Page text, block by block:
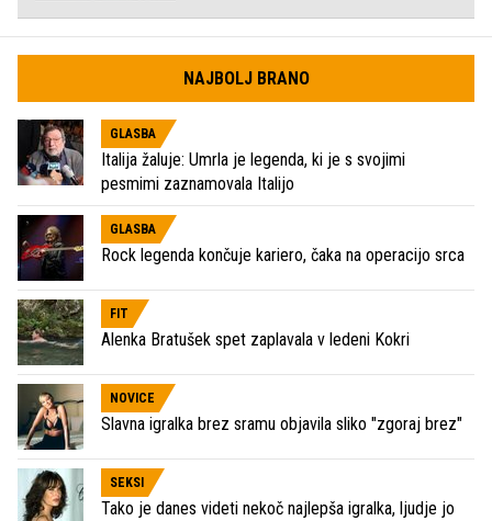
NAJBOLJ BRANO
GLASBA
Italija žaluje: Umrla je legenda, ki je s svojimi
pesmimi zaznamovala Italijo
GLASBA
Rock legenda končuje kariero, čaka na operacijo srca
FIT
Alenka Bratušek spet zaplavala v ledeni Kokri
NOVICE
Slavna igralka brez sramu objavila sliko "zgoraj brez"
SEKSI
Tako je danes videti nekoč najlepša igralka, ljudje jo